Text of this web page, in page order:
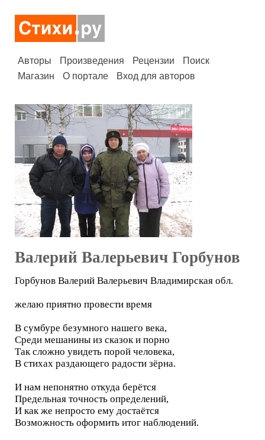
Авторы Произведения Рецензии
Поиск
Магазин
О портале Вход для авторов
Валерий Валерьевич Горбунов
Горбунов Валерий Валерьевич Владимирская обл.
желаю приятно провести время
В сумбуре безумного нашего века,
Среди мешанины из сказок и порно
Так сложно увидеть порой человека,
В стихах раздающего радости зёрна.
И нам непонятно откуда берётся
Предельная точность определений,
И как же непросто ему достаётся
Возможность оформить итог наблюдений.